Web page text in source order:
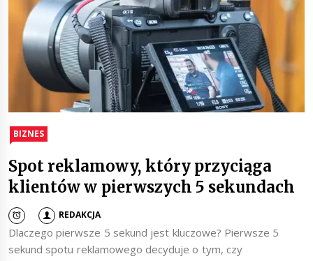
BIZNES
Spot reklamowy, który przyciąga
klientów w pierwszych 5 sekundach
REDAKCJA
Dlaczego pierwsze 5 sekund jest kluczowe? Pierwsze 5
sekund spotu reklamowego decyduje o tym, czy